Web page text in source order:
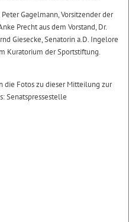
Gagelmann, Vorsitzender der
Precht aus dem Vorstand, Dr.
Giesecke, Senatorin a.D. Ingelore
Kuratorium der Sportstiftung.
die Fotos zu dieser Mitteilung zur
Senatspressestelle